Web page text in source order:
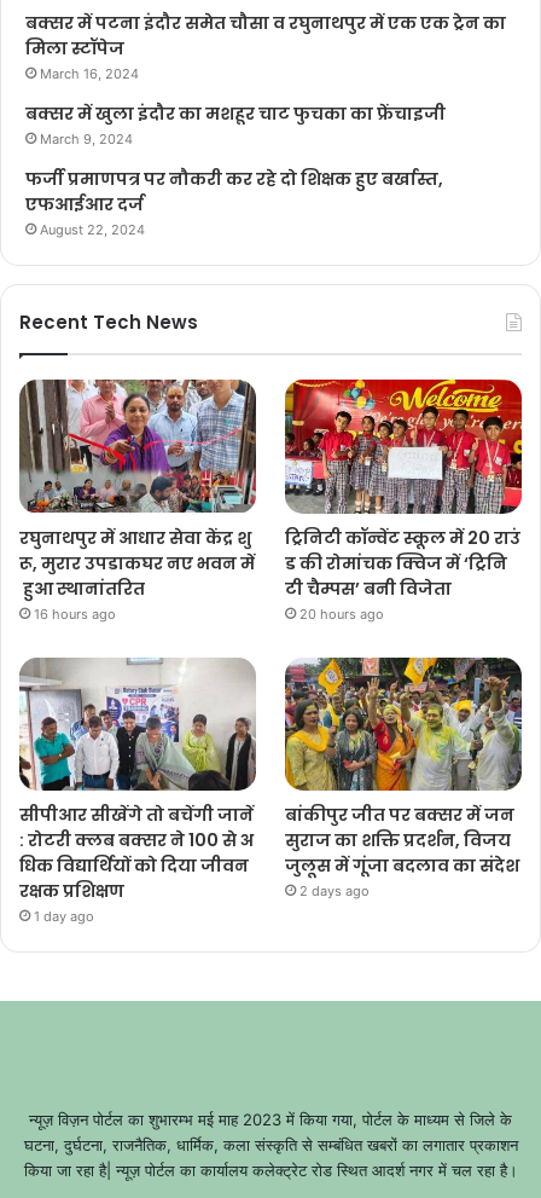
बक्सर में पटना इंदौर समेत चौसा व रघुनाथपुर में एक एक ट्रेन का
मिला स्टॉपेज
March 16, 2024
बक्सर में खुला इंदौर का मशहूर चाट फुचका का फ्रेंचाइजी
March 9, 2024
फर्जी प्रमाणपत्र पर नौकरी कर रहे दो शिक्षक हुए बर्खास्त,
एफआईआर दर्ज
August 22, 2024
Recent Tech News
रघुनाथपुर में आधार सेवा केंद्र शु
रू, मुरार उपडाकघर नए भवन में
हुआ स्थानांतरित
16 hours ago
ट्रिनिटी कॉन्वेंट स्कूल में 20 राउं
ड की रोमांचक क्विज में ‘ट्रिनि
टी चैम्पस’ बनी विजेता
20 hours ago
सीपीआर सीखेंगे तो बचेंगी जानें
: रोटरी क्लब बक्सर ने 100 से अ
धिक विद्यार्थियों को दिया जीवन
रक्षक प्रशिक्षण
1 day ago
बांकीपुर जीत पर बक्सर में जन
सुराज का शक्ति प्रदर्शन, विजय
जुलूस में गूंजा बदलाव का संदेश
2 days ago
न्यूज़ विज़न पोर्टल का शुभारम्भ मई माह 2023 में किया गया, पोर्टल के माध्यम से जिले के
घटना, दुर्घटना, राजनैतिक, धार्मिक, कला संस्कृति से सम्बंधित खबरों का लगातार प्रकाशन
किया जा रहा है| न्यूज़ पोर्टल का कार्यालय कलेक्ट्रेट रोड स्थित आदर्श नगर में चल रहा है।